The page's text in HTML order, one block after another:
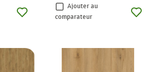
Ajouter au
comparateur